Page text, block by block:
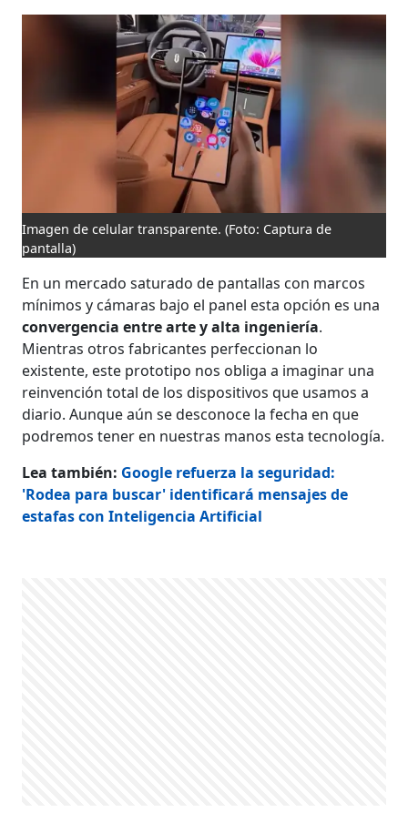
Imagen de celular transparente. (Foto: Captura de
pantalla)
En un mercado saturado de pantallas con marcos
mínimos y cámaras bajo el panel esta opción es una
convergencia entre arte y alta ingeniería.
Mientras otros fabricantes perfeccionan lo
existente, este prototipo nos obliga a imaginar una
reinvención total de los dispositivos que usamos a
diario. Aunque aún se desconoce la fecha en que
podremos tener en nuestras manos esta tecnología.
Lea también: Google refuerza la seguridad:
'Rodea para buscar' identificará mensajes de
estafas con Inteligencia Artificial